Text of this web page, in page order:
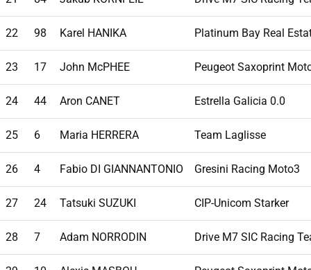
22 98 Karel HANIKA Platinum Bay Real
23 17 John McPHEE Peugeot Saxoprint
24 44 Aron CANET Estrella Galicia 0.0
25 6 Maria HERRERA Team Laglisse
26 4 Fabio DI GIANNANTONIO Gresini Racing Moto3
27 24 Tatsuki SUZUKI CIP-Unicom Starker
28 7 Adam NORRODIN Drive M7 SIC Racing